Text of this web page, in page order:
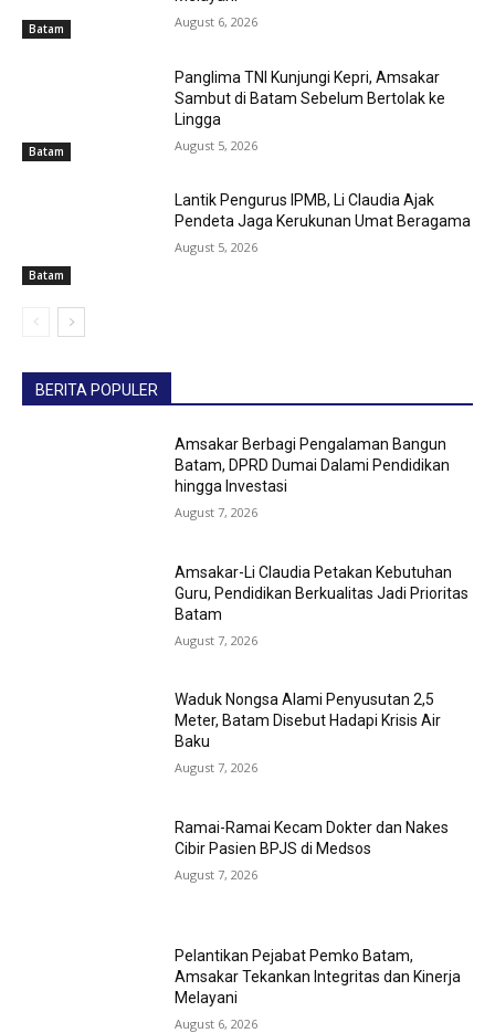
Batam August 6, 2026
Batam
Panglima TNI Kunjungi Kepri, Amsakar
Sambut di Batam Sebelum Bertolak ke
Lingga
August 5, 2026
Batam
Lantik Pengurus IPMB, Li Claudia Ajak
Pendeta Jaga Kerukunan Umat Beragama
August 5, 2026
BERITA POPULER
Amsakar Berbagi Pengalaman Bangun
Batam, DPRD Dumai Dalami Pendidikan
hingga Investasi
August 7, 2026
Amsakar-Li Claudia Petakan Kebutuhan
Guru, Pendidikan Berkualitas Jadi Prioritas
Batam
August 7, 2026
Waduk Nongsa Alami Penyusutan 2,5
Meter, Batam Disebut Hadapi Krisis Air
Baku
August 7, 2026
Ramai-Ramai Kecam Dokter dan Nakes
Cibir Pasien BPJS di Medsos
August 7, 2026
Pelantikan Pejabat Pemko Batam,
Amsakar Tekankan Integritas dan Kinerja
Melayani
August 6, 2026